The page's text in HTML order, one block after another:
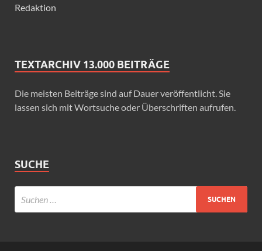
Redaktion
TEXTARCHIV 13.000 BEITRÄGE
Die meisten Beiträge sind auf Dauer veröffentlicht. Sie
lassen sich mit Wortsuche oder Überschriften aufrufen.
SUCHE